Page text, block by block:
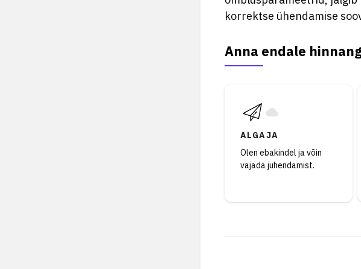
korrektse ühendamise
Anna endale
ALGAJA
Olen ebakindel ja võin
vajada juhendamist.